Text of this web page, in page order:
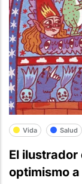
Vida Salud
El
optimismo